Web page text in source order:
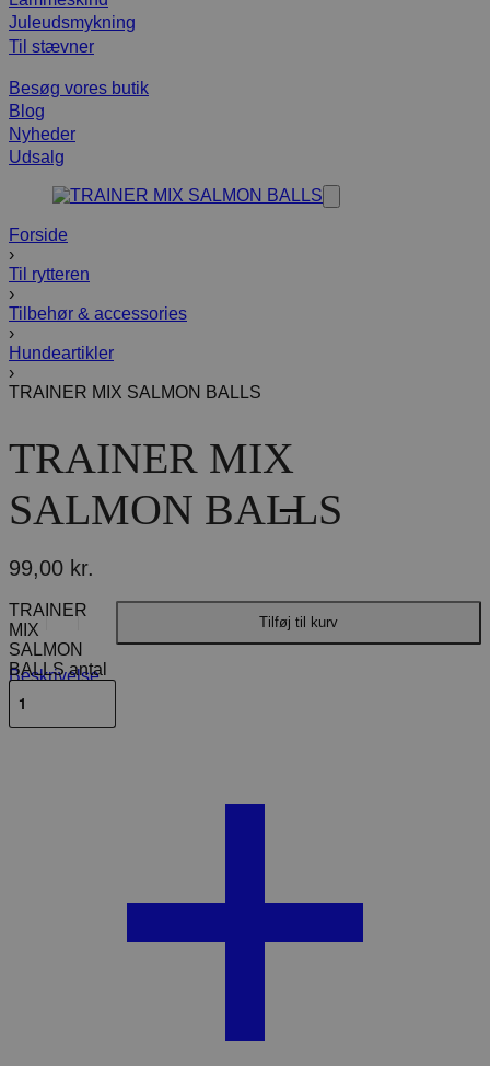
Juleudsmykning
Til stævner
Besøg vores butik
Blog
Nyheder
Udsalg
Forside
›
Til rytteren
›
Tilbehør & accessories
›
Hundeartikler
›
TRAINER MIX SALMON BALLS
TRAINER MIX
SALMON BALLS
99,00 kr.
TRAINER
MIX
SALMON
BALLS antal
Tilføj til kurv
Beskrivelse